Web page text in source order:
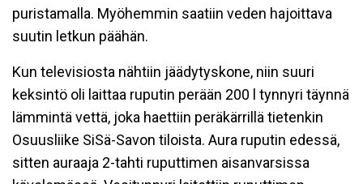
puristamalla. Myöhemmin saatiin veden hajoittava
suutin letkun päähän.
Kun televisiosta nähtiin jäädytyskone, niin suuri
keksintö oli laittaa ruputin perään 200 l tynnyri täynnä
lämmintä vettä, joka haettiin peräkärrillä tietenkin
Osuusliike SiSä-Savon tiloista. Aura ruputin edessä,
sitten auraaja 2-tahti ruputtimen aisanvarsissa